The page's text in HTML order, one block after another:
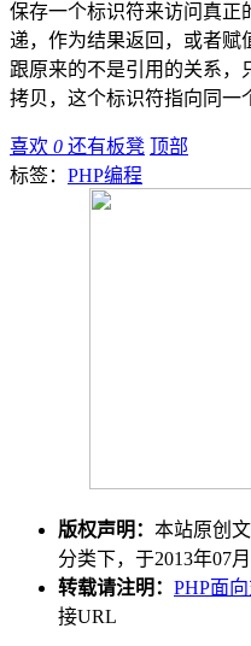
保存一个标识符来访问真正
递，作为结果返回，或者赋
跟原来的不是引用的关系，
拷贝，这个标识符指向同一
喜欢 0 还有板凳 顶部
标签： PHP编程
版权声明： 本站原创
分类下，于2013年07
转载请注明： PHP面
接URL